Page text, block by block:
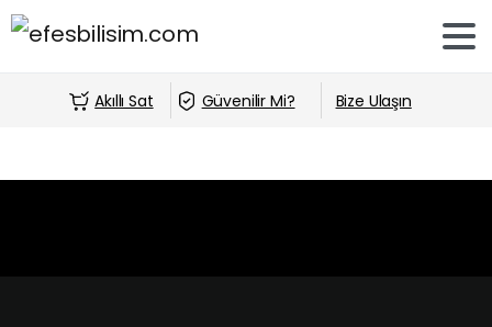
Akıllı Sat Güvenilir Mi? Bize Ulaşın